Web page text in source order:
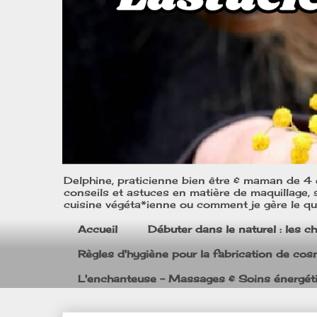
Delphine, praticienne bien être & maman de
conseils et astuces en matière de
cuisine végéta*ienne ou comment je gère le
Accueil Débuter dans le naturel : les
Règles d'hygiène pour la fabrication de
L'enchanteuse - Massages & Soins